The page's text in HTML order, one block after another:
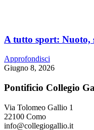
A tutto sport: Nuoto,
Approfondisci
Giugno 8, 2026
Pontificio Collegio
Via Tolomeo Gallio 1
22100 Como
info@collegiogallio.it